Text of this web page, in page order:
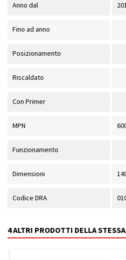
Anno dal
Fino ad anno
Posizionamento
Riscaldato
Con Primer
MPN
Funzionamento
Dimensioni
Codice DRA
4 ALTRI PRODOTTI DELLA